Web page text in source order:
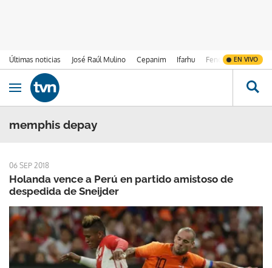
Últimas noticias José Raúl Mulino Cepanim Ifarhu Fenómeno de El
EN VIVO
Ir al contenido
Obrir navegació
memphis depay
06 SEP 2018
Holanda vence a Perú en partido amistoso de
despedida de Sneijder